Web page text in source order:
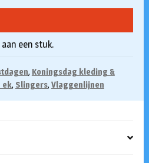
een stuk.
, Koningsdag kleding &
ek, Slingers, Vlaggenlijnen